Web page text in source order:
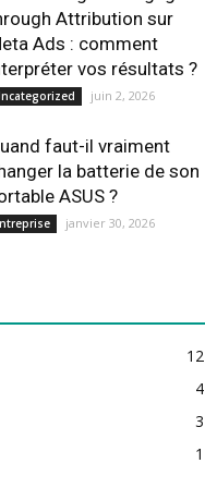
Attribution sur
Ads : comment
vos résultats ?
juin 2, 2026
faut-il vraiment
la batterie de son
ASUS ?
janvier 30, 2026
12
4
3
1